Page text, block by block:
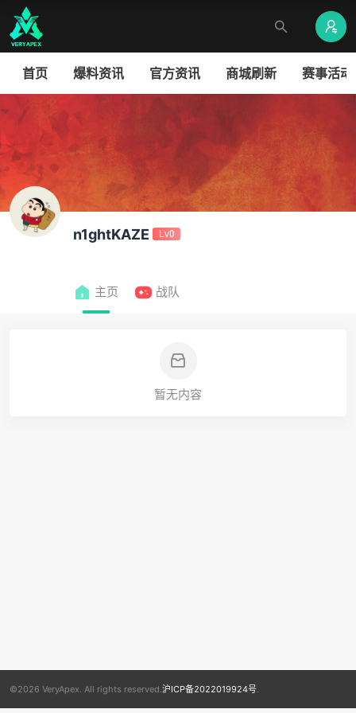
首页 爆料资讯 官方资讯 商城刷新 赛事活动
n1ghtKAZE Lv0
主页 战队
暂无内容
©2026 VeryApex. All rights reserved.沪ICP备2022019924号.